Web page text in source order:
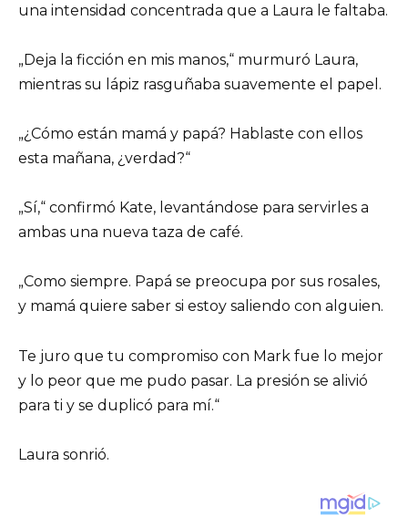
una intensidad concentrada que a Laura le faltaba.
„Deja la ficción en mis manos,“ murmuró Laura,
mientras su lápiz rasguñaba suavemente el papel.
„¿Cómo están mamá y papá? Hablaste con ellos
esta mañana, ¿verdad?“
„Sí,“ confirmó Kate, levantándose para servirles a
ambas una nueva taza de café.
„Como siempre. Papá se preocupa por sus rosales,
y mamá quiere saber si estoy saliendo con alguien.
Te juro que tu compromiso con Mark fue lo mejor
y lo peor que me pudo pasar. La presión se alivió
para ti y se duplicó para mí.“
Laura sonrió.